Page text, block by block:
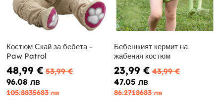
Костюм Скай за бебета -
Paw Patrol
48,99 € 53,99 €
96.08 лв
105.8835683 лв
Бебешкият кермит на
жабения костюм
23,99 € 43,99 €
47.05 лв
86.2718683 лв